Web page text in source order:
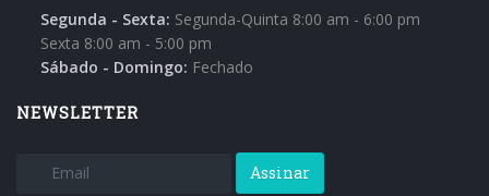
Segunda - Sexta: Segunda-Quinta 8:00 am - 6:00 pm
Sexta 8:00 am - 5:00 pm
Sábado - Domingo: Fechado
NEWSLETTER
Assinar